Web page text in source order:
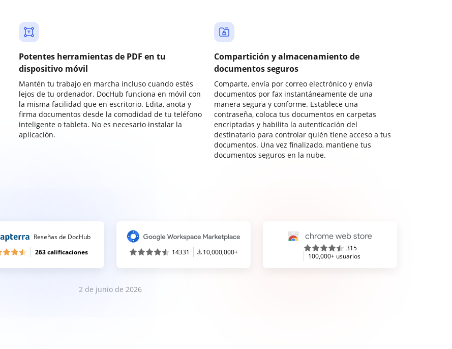
Potentes herramientas de PDF en tu
dispositivo móvil
Mantén tu trabajo en marcha incluso cuando estés
lejos de tu ordenador. DocHub funciona en móvil con
la misma facilidad que en escritorio. Edita, anota y
firma documentos desde la comodidad de tu teléfono
inteligente o tableta. No es necesario instalar la
aplicación.
Compartición y almacenamiento de
documentos seguros
Comparte, envía por correo electrónico y envía
documentos por fax instantáneamente de una
manera segura y conforme. Establece una
contraseña, coloca tus documentos en carpetas
encriptadas y habilita la autenticación del
destinatario para controlar quién tiene acceso a tus
documentos. Una vez finalizado, mantiene tus
documentos seguros en la nube.
Reseñas de DocHub
263 calificaciones
14331 10,000,000+
315
100,000+ usuarios
2 de junio de 2026